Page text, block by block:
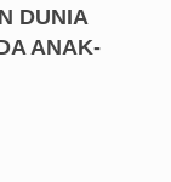
DUNIA
ANAK-